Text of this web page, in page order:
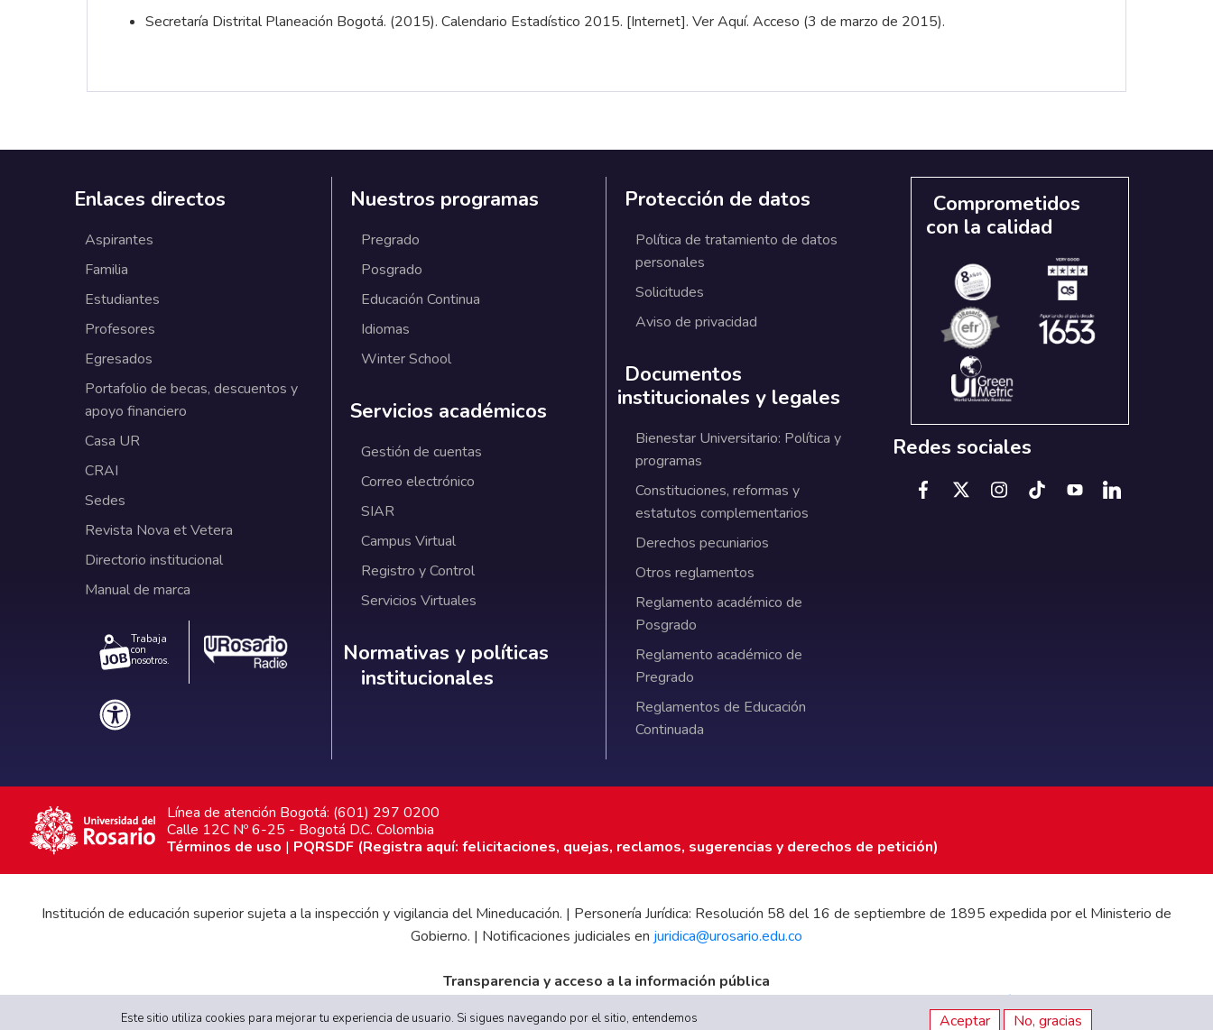
Secretaría Distrital Planeación Bogotá. (2015). Calendario Estadístico 2015. [Internet]. VerAquí. Acceso (3 de marzo de 2015).
Enlaces directos
Aspirantes
Familia
Estudiantes
Profesores
Egresados
Portafolio de becas, descuentos y
apoyo financiero
Casa UR
CRAI
Sedes
Revista Nova et Vetera
Directorio institucional
Manual de marca
Trabaja
con
nosotros.
Nuestros programas
Pregrado
Posgrado
Educación Continua
Idiomas
Winter School
Servicios académicos
Gestión de cuentas
Correo electrónico
SIAR
Campus Virtual
Registro y Control
Servicios Virtuales
Normativas y políticas institucionales
Normativas y políticas
institucionales
Protección de datos
Política de tratamiento de datos
personales
Solicitudes
Aviso de privacidad
Documentos
institucionales y legales
Bienestar Universitario: Política y
programas
Constituciones, reformas y
estatutos complementarios
Derechos pecuniarios
Otros reglamentos
Reglamento académico de
Posgrado
Reglamento académico de
Pregrado
Reglamentos de Educación
Continuada
Comprometidos
con la calidad
Redes sociales
Línea de atención Bogotá: (601) 297 0200
Calle 12C Nº 6-25 - Bogotá D.C. Colombia
Términos de uso | PQRSDF (Registra aquí: felicitaciones, quejas, reclamos, sugerencias y derechos de petición)
Institución de educación superior sujeta a la inspección y vigilancia del Mineducación. | Personería Jurídica: Resolución 58 del 16 de septiembre de 1895 expedida por el Ministerio de
Gobierno. | Notificaciones judiciales en juridica@urosario.edu.co
Transparencia y acceso a la información pública
Este sitio utiliza cookies para mejorar tu experiencia de usuario. Si sigues navegando por el sitio, entendemos
Aceptar No, gracias